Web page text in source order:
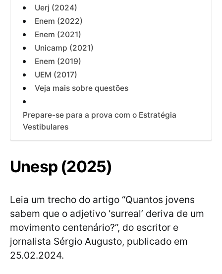
Uerj (2024)
Enem (2022)
Enem (2021)
Unicamp (2021)
Enem (2019)
UEM (2017)
Veja mais sobre questões
Prepare-se para a prova com o Estratégia
Vestibulares
Unesp (2025)
Leia um trecho do artigo “Quantos jovens
sabem que o adjetivo ‘surreal’ deriva de um
movimento centenário?”, do escritor e
jornalista Sérgio Augusto, publicado em
25.02.2024.